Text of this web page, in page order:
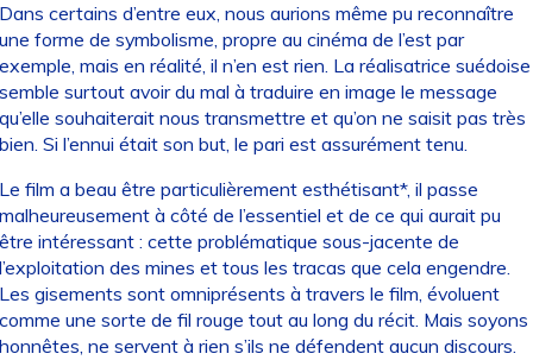
certains d’entre eux, nous aurions même pu reconnaître
forme de symbolisme, propre au cinéma de l’est par
mais en réalité, il n’en est rien. La réalisatrice suédoise
surtout avoir du mal à traduire en image le message
souhaiterait nous transmettre et qu’on ne saisit pas très
Si l’ennui était son but, le pari est assurément tenu.
film a beau être particulièrement esthétisant*, il passe
à côté de l’essentiel et de ce qui aurait pu
intéressant : cette problématique sous-jacente de
des mines et tous les tracas que cela engendre.
gisements sont omniprésents à travers le film, évoluent
une sorte de fil rouge tout au long du récit. Mais soyons
ne servent à rien s’ils ne défendent aucun discours.